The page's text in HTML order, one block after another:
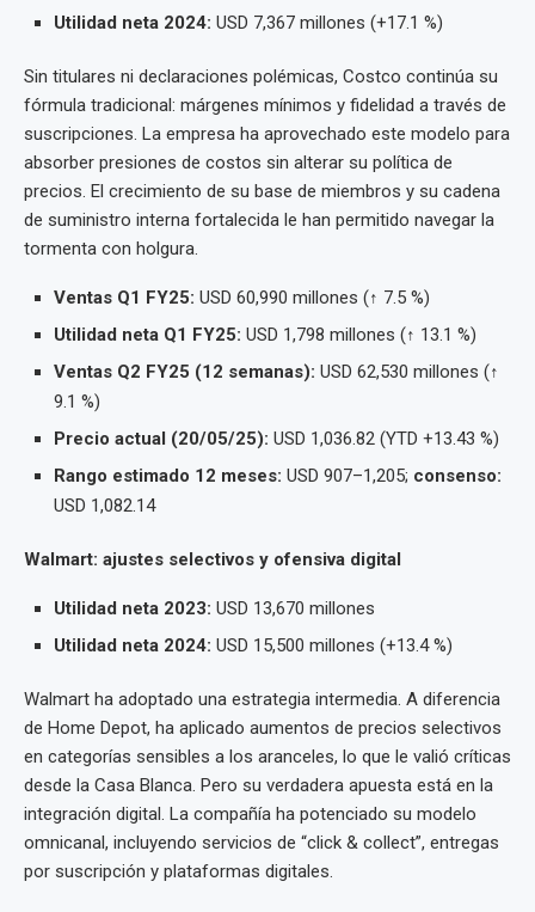
Utilidad neta 2024: USD 7,367 millones (+17.1 %)
Sin titulares ni declaraciones polémicas, Costco continúa su
fórmula tradicional: márgenes mínimos y fidelidad a través de
suscripciones. La empresa ha aprovechado este modelo para
absorber presiones de costos sin alterar su política de
precios. El crecimiento de su base de miembros y su cadena
de suministro interna fortalecida le han permitido navegar la
tormenta con holgura.
Ventas Q1 FY25: USD 60,990 millones (↑ 7.5 %)
Utilidad neta Q1 FY25: USD 1,798 millones (↑ 13.1 %)
Ventas Q2 FY25 (12 semanas): USD 62,530 millones (↑
9.1 %)
Precio actual (20/05/25): USD 1,036.82 (YTD +13.43 %)
Rango estimado 12 meses: USD 907–1,205; consenso:
USD 1,082.14
Walmart: ajustes selectivos y ofensiva digital
Utilidad neta 2023: USD 13,670 millones
Utilidad neta 2024: USD 15,500 millones (+13.4 %)
Walmart ha adoptado una estrategia intermedia. A diferencia
de Home Depot, ha aplicado aumentos de precios selectivos
en categorías sensibles a los aranceles, lo que le valió críticas
desde la Casa Blanca. Pero su verdadera apuesta está en la
integración digital. La compañía ha potenciado su modelo
omnicanal, incluyendo servicios de “click & collect”, entregas
por suscripción y plataformas digitales.